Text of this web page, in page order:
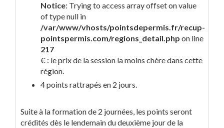
Notice: Trying to access array offset on value
of type null in
/var/www/vhosts/pointsdepermis.fr/recup-
pointspermis.com/regions_detail.php on line
217
€ : le prix de la session la moins chère dans cette
région.
4 points rattrapés en 2 jours.
Suite à la formation de 2 journées, les points seront
crédités dès le lendemain du deuxième jour de la